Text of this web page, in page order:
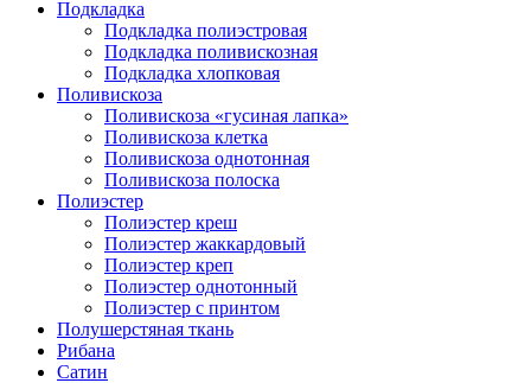
Подкладка
Подкладка полиэстровая
Подкладка поливискозная
Подкладка хлопковая
Поливискоза
Поливискоза «гусиная лапка»
Поливискоза клетка
Поливискоза однотонная
Поливискоза полоска
Полиэстер
Полиэстeр креш
Полиэстер жаккардовый
Полиэстер креп
Полиэстер однотонный
Полиэстер с принтом
Полушерстяная ткань
Рибана
Сатин